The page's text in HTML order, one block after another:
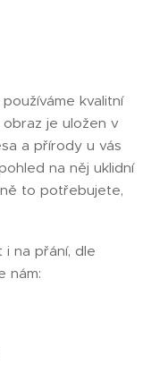
kvalitní
je uložen v
a přírody u vás
na něj uklidní
to potřebujete,
na přání, dle
nám: